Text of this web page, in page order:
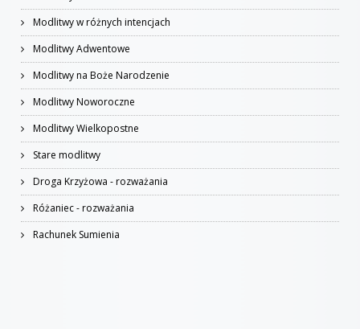
Modlitwy w różnych intencjach
Modlitwy Adwentowe
Modlitwy na Boże Narodzenie
Modlitwy Noworoczne
Modlitwy Wielkopostne
Stare modlitwy
Droga Krzyżowa - rozważania
Różaniec - rozważania
Rachunek Sumienia